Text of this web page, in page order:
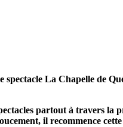
e spectacle La Chapelle de
partout à travers la
il recommence